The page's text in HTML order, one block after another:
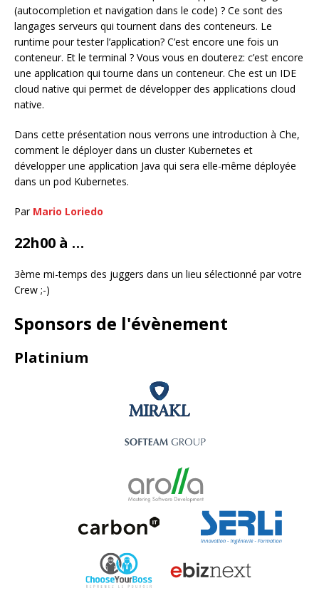
(autocompletion et navigation dans le code) ? Ce sont des
langages serveurs qui tournent dans des conteneurs. Le
runtime pour tester l’application? C’est encore une fois un
conteneur. Et le terminal ? Vous vous en douterez: c’est encore
une application qui tourne dans un conteneur. Che est un IDE
cloud native qui permet de développer des applications cloud
native.
Dans cette présentation nous verrons une introduction à Che,
comment le déployer dans un cluster Kubernetes et
développer une application Java qui sera elle-même déployée
dans un pod Kubernetes.
Par Mario Loriedo
22h00 à …
3ème mi-temps des juggers dans un lieu sélectionné par votre
Crew ;-)
Sponsors de l'évènement
Platinium